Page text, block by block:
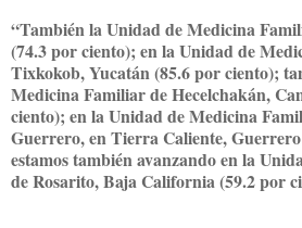
“También la Unidad de Medicina
(74.3 por ciento); en la Unidad de
Tixkokob, Yucatán (85.6 por ciento);
Medicina Familiar de Hecelchakán,
ciento); en la Unidad de Medicina
Guerrero, en Tierra Caliente,
estamos también avanzando en la
de Rosarito, Baja California (59.2 por